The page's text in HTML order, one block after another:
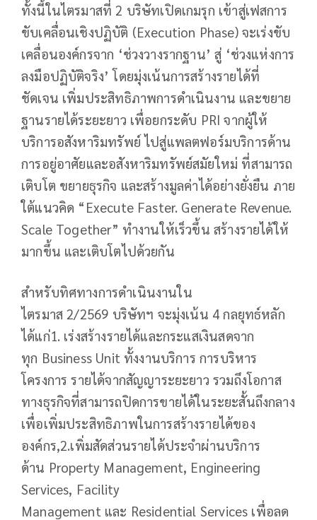
ทั้งนี้ในไตรมาสที่ 2 บริษัทเปิดเกมรุก เข้าสู่เฟสการ
ขับเคลื่อนเชิงปฏิบัติ (Execution Phase) จะเร่งขับ
เคลื่อนองค์กรจาก ‘ช่วงวางรากฐาน’ สู่ ‘ช่วงแห่งการ
ลงมือปฏิบัติจริง’ โดยมุ่งเน้นการสร้างรายได้ที่
ชัดเจน เพิ่มประสิทธิภาพการดำเนินงาน และขยาย
ฐานรายได้ระยะยาว เพื่อยกระดับ PRI จากผู้ให้
บริการอสังหาริมทรัพย์ ไปสู่แพลตฟอร์มบริการด้าน
การอยู่อาศัยและอสังหาริมทรัพย์สมัยใหม่ ที่สามารถ
เติบโต ขยายธุรกิจ และสร้างมูลค่าได้อย่างยั่งยืน ภาย
ใต้แนวคิด “Execute Faster. Generate Revenue.
Scale Together” ทำงานให้เร็วขึ้น สร้างรายได้ให้
มากขึ้น และเติบโตไปด้วยกัน
สำหรับทิศทางการดำเนินงานใน
ไตรมาส 2/2569 บริษัทฯ จะมุ่งเน้น 4 กลยุทธ์หลัก
ได้แก่1. เร่งสร้างรายได้และกระแสเงินสดจาก
ทุก Business Unit ทั้งงานบริการ การบริหาร
โครงการ รายได้จากสัญญาระยะยาว รวมถึงโอกาส
ทางธุรกิจที่สามารถปิดการขายได้ในระยะสั้นถึงกลาง
เพื่อเพิ่มประสิทธิภาพในการสร้างรายได้ของ
องค์กร,2.เพิ่มสัดส่วนรายได้ประจำผ่านบริการ
ด้าน Property Management, Engineering
Services, Facility
Management และ Residential Services เพื่อลด